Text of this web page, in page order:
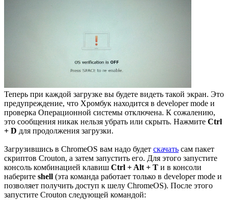
Теперь при каждой загрузке вы будете видеть такой экран. Это
предупреждение, что Хромбук находится в developer mode и
проверка Операционной системы отключена. К сожалению,
это сообщения никак нельзя убрать или скрыть. Нажмите Ctrl
+ D для продолжения загрузки.
Загрузившись в ChromeOS вам надо будет скачать сам пакет
скриптов Crouton, а затем запустить его. Для этого запустите
консоль комбинацией клавиш Ctrl + Alt + T и в консоли
наберите shell (эта команда работает только в developer mode и
позволяет получить доступ к шелу ChromeOS). После этого
запустите Crouton следующей командой: